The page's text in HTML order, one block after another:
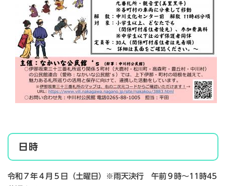
日時
令和７年４月５日（土曜日）※雨天決行 午前９時～11時45